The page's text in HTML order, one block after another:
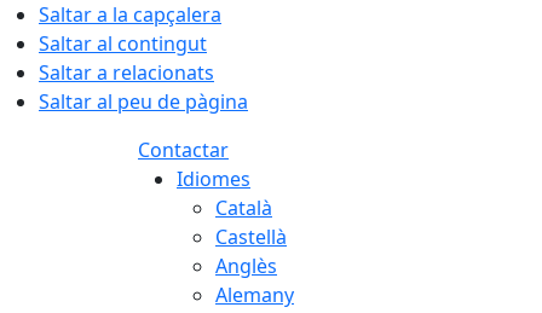
Saltar a la capçalera
Saltar al contingut
Saltar a relacionats
Saltar al peu de pàgina
Contactar
Idiomes
Català
Castellà
Anglès
Alemany